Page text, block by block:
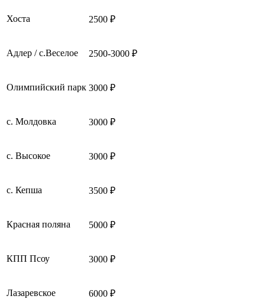
Хоста 2500 ₽
Адлер / с.Веселое 2500-3000 ₽
Олимпийский парк 3000 ₽
с. Молдовка 3000 ₽
с. Высокое 3000 ₽
с. Кепша 3500 ₽
Красная поляна 5000 ₽
КПП Псоу 3000 ₽
Лазаревское 6000 ₽